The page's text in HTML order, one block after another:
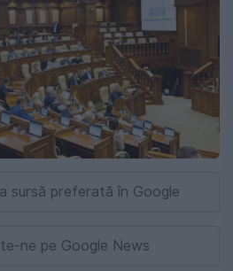
sursă preferată în Google
ne pe Google News